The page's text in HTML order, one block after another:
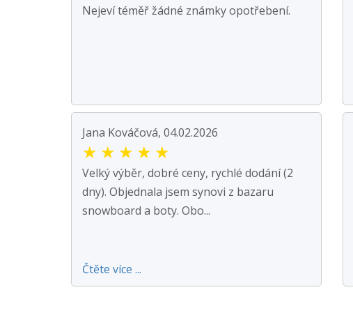
Nejeví téměř žádné známky opotřebení.
Jana Kováčová, 04.02.2026
★ ★ ★ ★ ★
Velký výběr, dobré ceny, rychlé dodání (2
dny). Objednala jsem synovi z bazaru
snowboard a boty. Obo...
Čtěte více ...